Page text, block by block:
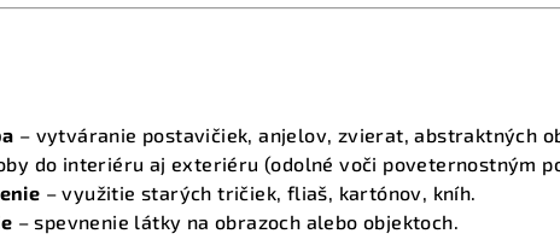
– vytváranie postavičiek, anjelov, zvierat, abstraktných
do interiéru aj exteriéru (odolné voči poveternostným
– využitie starých tričiek, fliaš, kartónov, kníh.
– spevnenie látky na obrazoch alebo objektoch.